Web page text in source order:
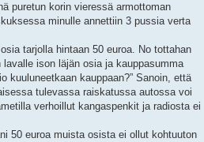
puretun korin vieressä armottoman
minulle annettiin 3 pussia verta
tarjolla hintaan 50 euroa. No tottahan
ison läjän osia ja kauppasumma
kuuluneetkaan kauppaan?” Sanoin, että
tulevassa raiskatussa autossa voi
verhoillut kangaspenkit ja radiosta ei
50 euroa muista osista ei ollut kohtuuton